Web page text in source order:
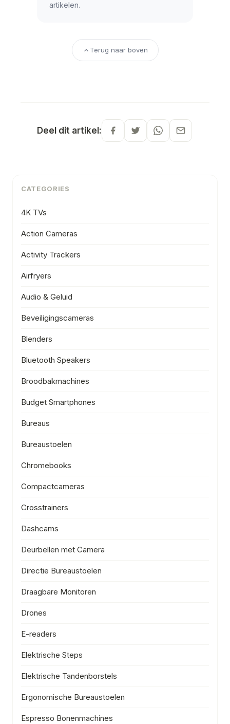
artikelen.
Terug naar boven
Deel dit artikel:
CATEGORIES
4K TVs
Action Cameras
Activity Trackers
Airfryers
Audio & Geluid
Beveiligingscameras
Blenders
Bluetooth Speakers
Broodbakmachines
Budget Smartphones
Bureaus
Bureaustoelen
Chromebooks
Compactcameras
Crosstrainers
Dashcams
Deurbellen met Camera
Directie Bureaustoelen
Draagbare Monitoren
Drones
E-readers
Elektrische Steps
Elektrische Tandenborstels
Ergonomische Bureaustoelen
Espresso Bonenmachines